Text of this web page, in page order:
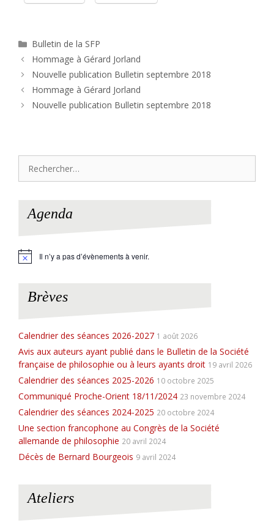
Catégories
Bulletin de la SFP
Hommage à Gérard Jorland
Nouvelle publication Bulletin septembre 2018
Hommage à Gérard Jorland
Nouvelle publication Bulletin septembre 2018
Agenda
N
Il n’y a pas d’évènements à venir.
Brèves
Calendrier des séances 2026-2027 1 août 2026
Avis aux auteurs ayant publié dans le Bulletin de la Société
française de philosophie ou à leurs ayants droit 19 avril 2026
Calendrier des séances 2025-2026 10 octobre 2025
Communiqué Proche-Orient 18/11/2024 23 novembre 2024
Calendrier des séances 2024-2025 20 octobre 2024
Une section francophone au Congrès de la Société
allemande de philosophie 20 avril 2024
Décès de Bernard Bourgeois 9 avril 2024
Ateliers